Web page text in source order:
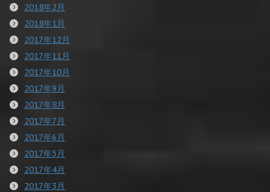
2018年2月
2018年1月
2017年12月
2017年11月
2017年10月
2017年9月
2017年8月
2017年7月
2017年6月
2017年5月
2017年4月
2017年3月